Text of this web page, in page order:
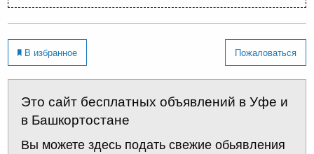
В избранное Пожаловаться
Это сайт бесплатных объявлений в Уфе и
в Башкортостане
Вы можете здесь подать свежие обьявления